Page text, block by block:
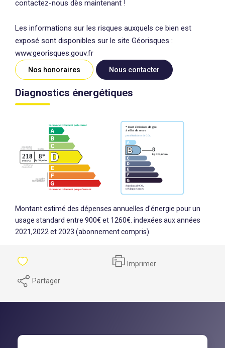
contactez-nous dès maintenant !
Les informations sur les risques auxquels ce bien est
exposé sont disponibles sur le site Géorisques :
www.georisques.gouv.fr
Nos honoraires Nous contacter
Diagnostics énergétiques
Montant estimé des dépenses annuelles d'énergie pour un
usage standard entre 900€ et 1260€. indexées aux années
2021,2022 et 2023 (abonnement compris).
Imprimer
Partager